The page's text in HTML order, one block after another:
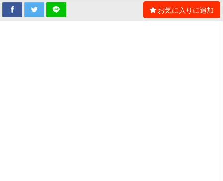
お気に入りに追加